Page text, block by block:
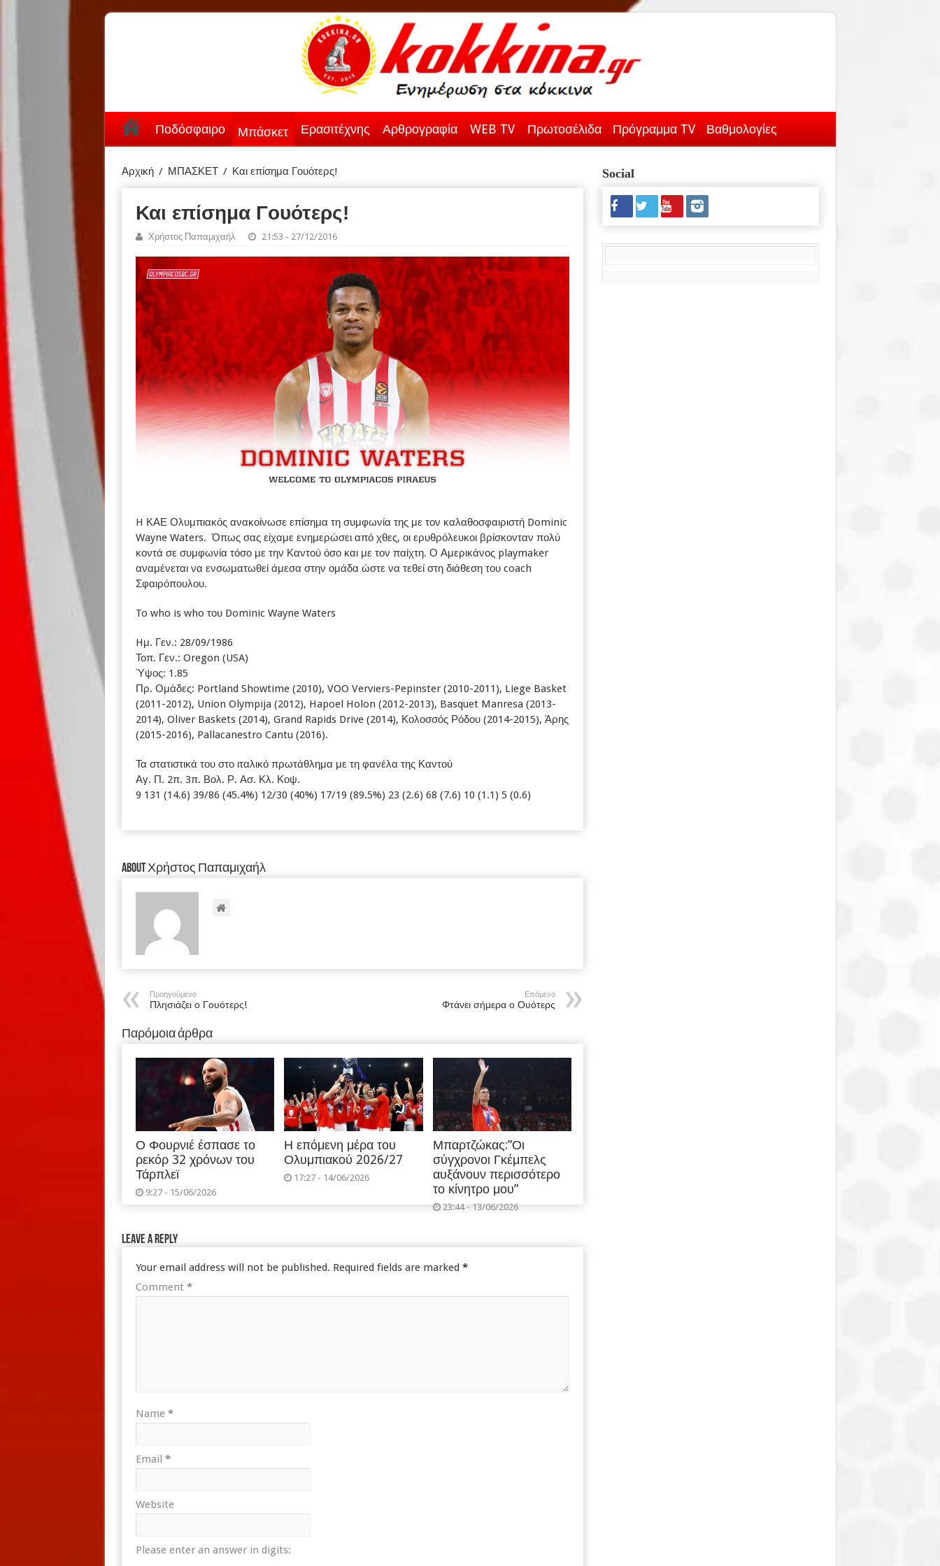
Ποδόσφαιρο Μπάσκετ Ερασιτέχνης Αρθρογραφία WEB TV Πρωτοσέλιδα Πρόγραμμα TV Βαθμολογίες
Αρχική / ΜΠΑΣΚΕΤ / Και επίσημα Γουότερς!
Και επίσημα Γουότερς!
Χρήστος Παπαμιχαήλ 21:53 - 27/12/2016
H ΚΑΕ Ολυμπιακός ανακοίνωσε επίσημα τη συμφωνία της με τον καλαθοσφαιριστή Dominic
Wayne Waters. Όπως σας είχαμε ενημερώσει από χθες, οι ερυθρόλευκοι βρίσκονταν πολύ
κοντά σε συμφωνία τόσο με την Καντού όσο και με τον παίχτη. Ο Αμερικάνος playmaker
αναμένεται να ενσωματωθεί άμεσα στην ομάδα ώστε να τεθεί στη διάθεση του coach
Σφαιρόπουλου.
To who is who του Dominic Wayne Waters
Hμ. Γεν.: 28/09/1986
Τοπ. Γεν.: Oregon (USA)
Ύψος: 1.85
Πρ. Ομάδες: Portland Showtime (2010), VOO Verviers-Pepinster (2010-2011), Liege Basket
(2011-2012), Union Olympija (2012), Hapoel Holon (2012-2013), Basquet Manresa (2013-
2014), Oliver Baskets (2014), Grand Rapids Drive (2014), Κολοσσός Ρόδου (2014-2015), Άρης
(2015-2016), Pallacanestro Cantu (2016).
Τα στατιστικά του στο ιταλικό πρωτάθλημα με τη φανέλα της Καντού
Αγ. Π. 2π. 3π. Βολ. Ρ. Ασ. Κλ. Κοψ.
9 131 (14.6) 39/86 (45.4%) 12/30 (40%) 17/19 (89.5%) 23 (2.6) 68 (7.6) 10 (1.1) 5 (0.6)
About Χρήστος Παπαμιχαήλ
Προηγούμενο
Πλησιάζει ο Γουότερς!
Επόμενο
Φτάνει σήμερα ο Ουότερς
Παρόμοια άρθρα
Ο Φουρνιέ έσπασε το
ρεκόρ 32 χρόνων του
Τάρπλεϊ
9:27 - 15/06/2026
Η επόμενη μέρα του
Ολυμπιακού 2026/27
17:27 - 14/06/2026
Μπαρτζώκας:”Οι
σύγχρονοι Γκέμπελς
αυξάνουν περισσότερο
το κίνητρο μου”
23:44 - 13/06/2026
Leave a Reply
Your email address will not be published. Required fields are marked *
Comment *
Name *
Email *
Website
Please enter an answer in digits:
Social